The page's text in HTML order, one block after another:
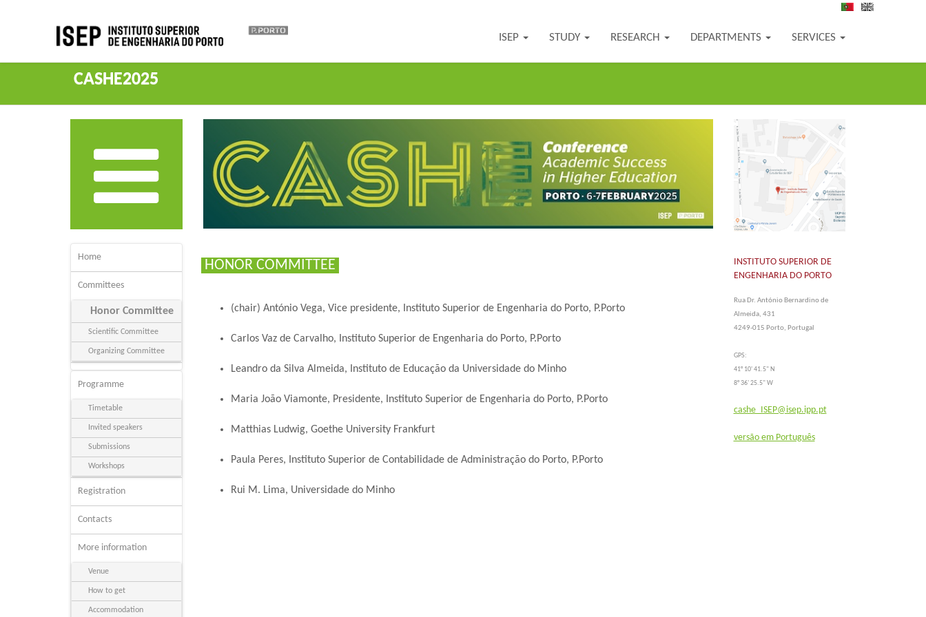
ISEP STUDY RESEARCH DEPARTMENTS SERVICES
PT
CASHE2025
Home
Committees
Honor Committee
Scientific Committee
Organizing Committee
Programme
Timetable
Invited speakers
Submissions
Workshops
Registration
Contacts
More information
Venue
How to get
Accommodation
HONOR COMMITTEE
(chair) António Vega, Vice presidente, Instituto Superior de Engenharia do Porto, P.Porto
Carlos Vaz de Carvalho, Instituto Superior de Engenharia do Porto, P.Porto
Leandro da Silva Almeida, Instituto de Educação da Universidade do Minho
Maria João Viamonte, Presidente, Instituto Superior de Engenharia do Porto, P.Porto
Matthias Ludwig, Goethe University Frankfurt
Paula Peres, Instituto Superior de Contabilidade de Administração do Porto, P.Porto
Rui M. Lima, Universidade do Minho
INSTITUTO SUPERIOR DE
ENGENHARIA DO PORTO
Rua Dr. António Bernardino de
Almeida, 431
4249-015 Porto, Portugal
GPS:
41° 10' 41.5" N
8° 36' 25.5" W
cashe_ISEP@isep.ipp.pt
versão em Português